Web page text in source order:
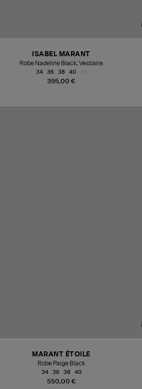
395,00 €
ISABEL MARANT
Robe Nadeline Black, Vestiaire
34 36 38 40
550,00 €
MARANT ÉTOILE
Robe Paige Black
34 36 38 40